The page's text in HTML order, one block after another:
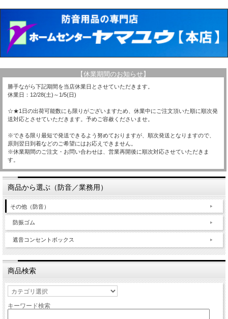
【休業期間のお知らせ】
勝手ながら下記期間を当店休業日とさせていただきます。
休業日：12/28(土)～1/5(日)
☆★1日の出荷可能数にも限りがございますため、休業中にご注文頂いた順に順次発
送対応とさせていただきます。予めご容赦くださいませ。
※できる限り最短で発送できるよう努めておりますが、順次発送となりますので、
原則翌日到着などのご希望にはお応えできません。
※休業期間のご注文・お問い合わせは、営業再開後に順次対応させていただきま
す。
商品から選ぶ（防音／業務用）
その他（防音）
防振ゴム
遮音コンセントボックス
商品検索
キーワード検索